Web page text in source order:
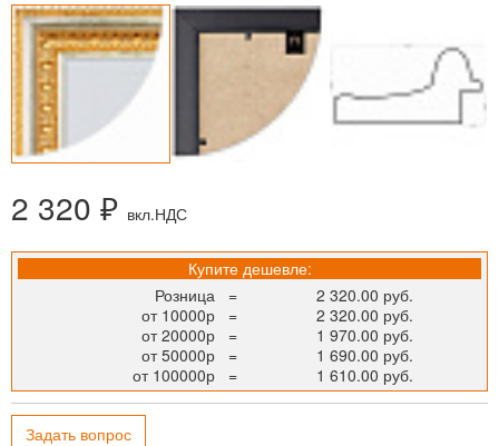
2 320 ₽ вкл.НДС
Купите дешевле:
Розница
=
2 320.00 руб.
от 10000р
=
2 320.00 руб.
от 20000р
=
1 970.00 руб.
от 50000р
=
1 690.00 руб.
от 100000р
= 1 610.00 руб.
Задать вопрос